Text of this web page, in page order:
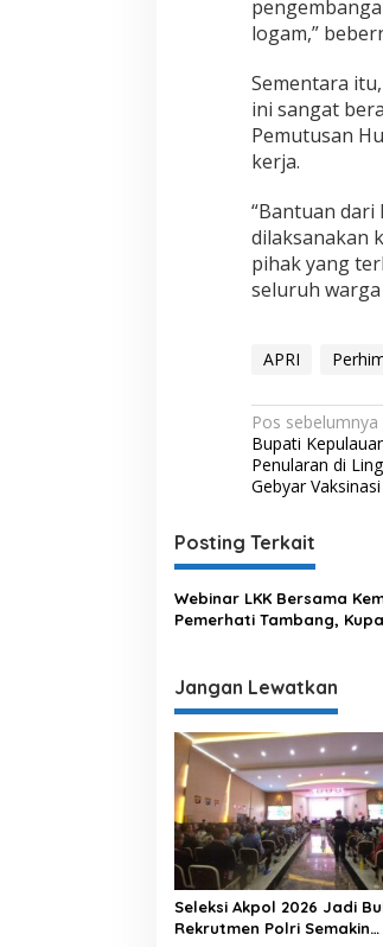
b
g
d
a
P
a
i
s
S
u
k
a
logam,”
Sementara
ini sangat
Pemutusan
kerja.
“Bantuan
dilaksanakan
pihak yang
seluruh
APRI
N
a
v
i
g
a
s
p
o
s
Pos sebelumnya
Bupati
Penularan di
Gebyar
Posting Terkait
Webinar LKK Bersama
Pemerhati Tambang,
Jangan Lewatkan
Seleksi Akpol 2026 Jadi
Rekrutmen Polri Semakin